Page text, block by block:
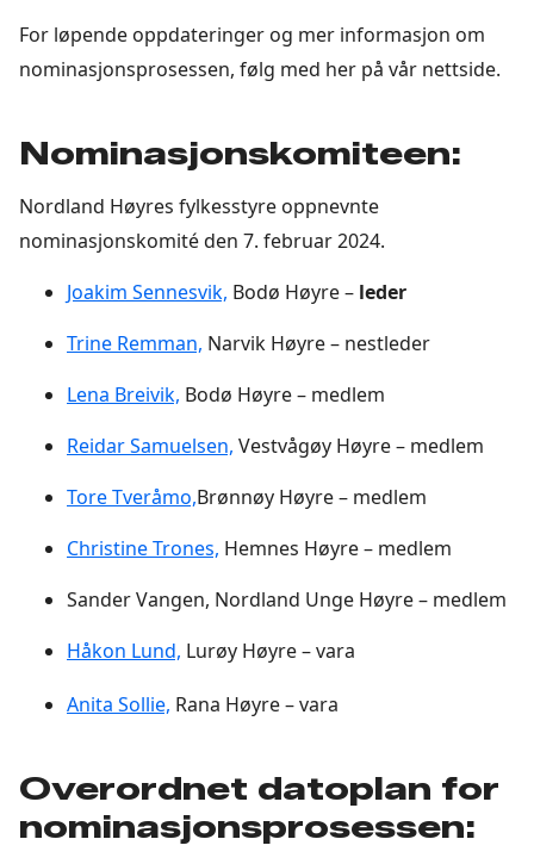
For løpende oppdateringer og mer informasjon om
nominasjonsprosessen, følg med her på vår nettside.
Nominasjonskomiteen:
Nordland Høyres fylkesstyre oppnevnte
nominasjonskomité den 7. februar 2024.
Joakim Sennesvik, Bodø Høyre – leder
Trine Remman, Narvik Høyre – nestleder
Lena Breivik, Bodø Høyre – medlem
Reidar Samuelsen, Vestvågøy Høyre – medlem
Tore Tveråmo,Brønnøy Høyre – medlem
Christine Trones, Hemnes Høyre – medlem
Sander Vangen, Nordland Unge Høyre – medlem
Håkon Lund, Lurøy Høyre – vara
Anita Sollie, Rana Høyre – vara
Overordnet datoplan for
nominasjonsprosessen: